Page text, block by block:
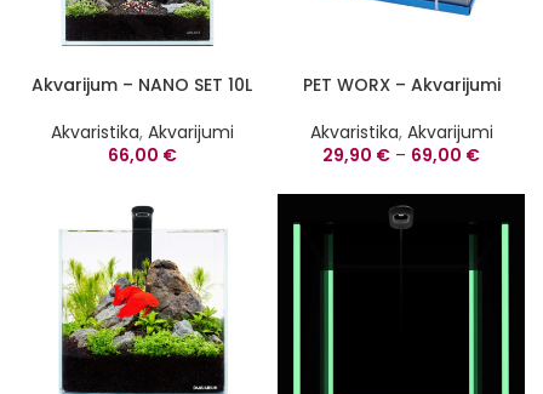
Akvarijum – NANO SET 10L
Akvaristika, Akvarijumi
66,00 €
PET WORX – Akvarijumi
Akvaristika, Akvarijumi
29,90 € – 69,00 €